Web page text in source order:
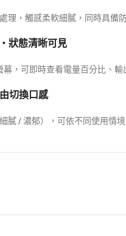
理，觸感柔軟細膩，同時具備
狀態清晰可見
幕，可即時查看電量百分比、
切換口感
膩 / 濃郁），可依不同使用情